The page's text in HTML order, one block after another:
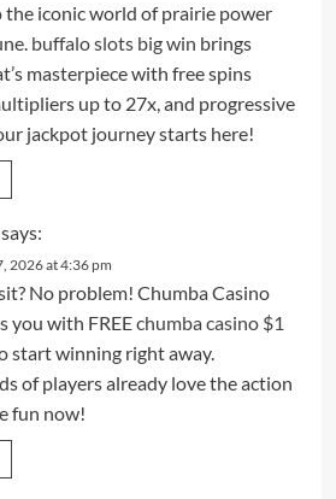
the iconic world of prairie power
buffalo slots big win brings
masterpiece with free spins
up to 27x, and progressive
jackpot journey starts here!
says:
2026 at 4:36 pm
No problem! Chumba Casino
you with FREEchumba casino $1
start winning right away.
of players already love the action
fun now!